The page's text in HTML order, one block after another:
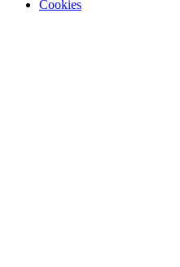
Cookies